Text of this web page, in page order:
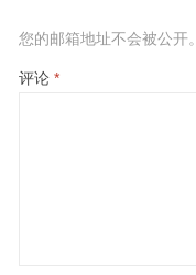
您的邮箱地址不会被公开。
评论 *